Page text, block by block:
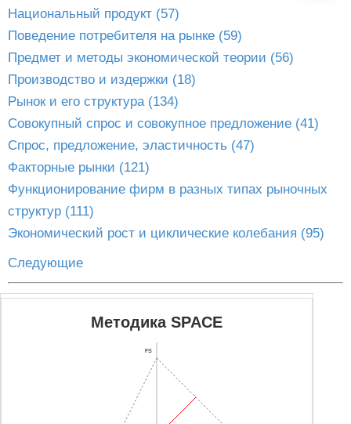
Национальный продукт (57)
Поведение потребителя на рынке (59)
Предмет и методы экономической теории (56)
Производство и издержки (18)
Рынок и его структура (134)
Совокупный спрос и совокупное предложение (41)
Спрос, предложение, эластичность (47)
Факторные рынки (121)
Функционирование фирм в разных типах рыночных
структур (111)
Экономический рост и циклические колебания (95)
Следующие
Методика SPACE
FS